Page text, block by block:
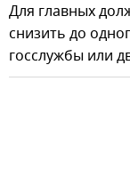
Для главных
снизить до
госслужбы или